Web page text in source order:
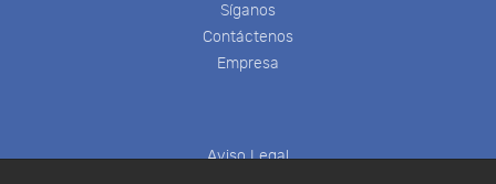
Síganos
Contáctenos
Empresa
Aviso Legal